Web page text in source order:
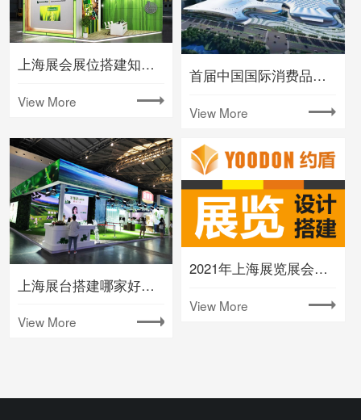
上海展会展位搭建知名大型会展公司
View More
首届中国国际消费品博览会将在海南举办
View More
上海展台搭建哪家好要注意什么
View More
2021年上海展览展会时间排期表(下半年)
View More